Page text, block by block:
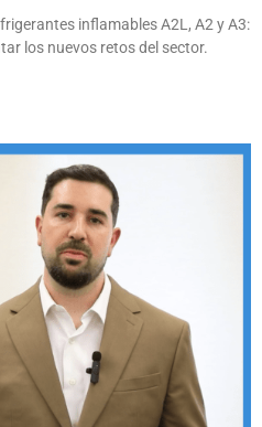
inflamables A2L, A2 y A3:
los nuevos retos del sector.